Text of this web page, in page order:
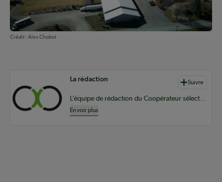
Crédit :Alex Chabot
Auteurs de contenu
La rédaction Suivre
L’équipe de rédaction du Coopérateur sélectionne du contenu pertinent à vos informations coopératives à l’échelle provinciale, nationale et internationale.
En voir plus